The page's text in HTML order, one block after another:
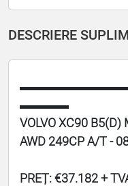
DESCRIERE
▬▬▬▬
VOLVO XC90 B5(D)
AWD 249CP A/T -
PREȚ: €37.182 +